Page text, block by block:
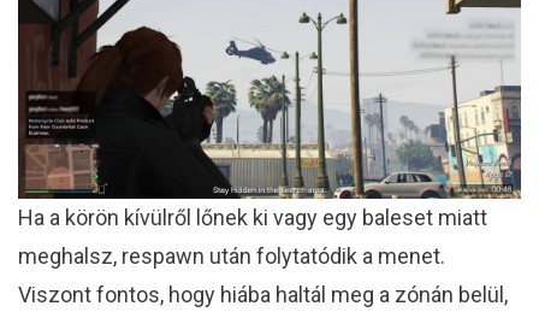
Ha a körön kívülről lőnek ki vagy egy baleset miatt
meghalsz, respawn után folytatódik a menet.
Viszont fontos, hogy hiába haltál meg a zónán belül,